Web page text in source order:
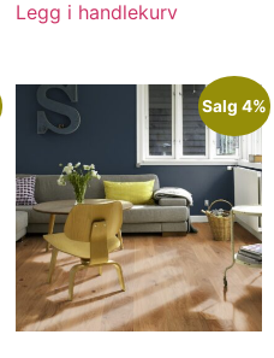
Legg i handlekurv
Salg 4%